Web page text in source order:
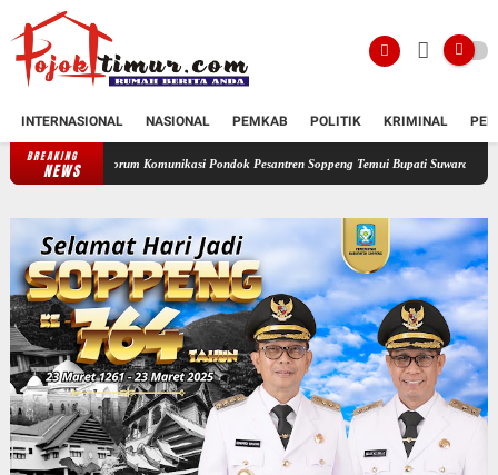
INTERNASIONAL NASIONAL PEMKAB POLITIK KRIMINAL
BREAKING
NEWS
Forum Komunikasi Pondok Pesantren Soppeng Temui Bupati Suwardi Haseng Serahkan